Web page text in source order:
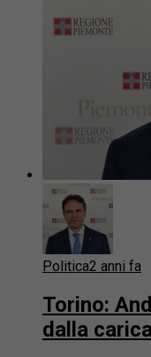
Politica2 anni fa
Torino:
dalla